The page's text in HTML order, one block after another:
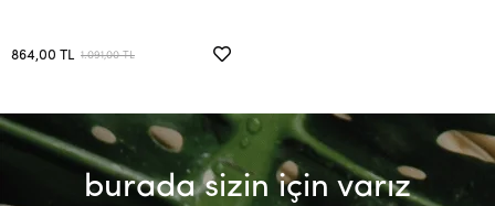
864,00 TL 1.091,00 TL
burada sizin için varız